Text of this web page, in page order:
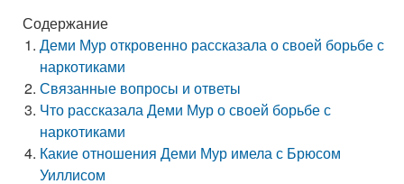
Содержание
Деми Мур откровенно рассказала о своей борьбе с
наркотиками
Связанные вопросы и ответы
Что рассказала Деми Мур о своей борьбе с
наркотиками
Какие отношения Деми Мур имела с Брюсом
Уиллисом